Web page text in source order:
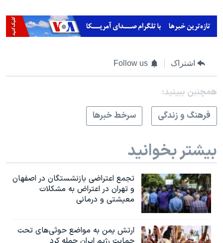
اشتراک Follow us
همچنبن ببینید:
فرهنگ و زندگی
سرخط خبرها
بیشتر بخوانید
تجمع اعتراضی بازنشستگان در اصفهان
و تهران در اعتراض به مشکلات
معیشتی و درمانی
ارتش یمن به مواضع حوثی‌های تحت